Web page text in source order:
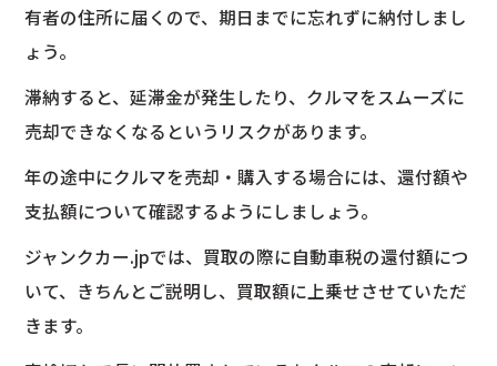
有者の住所に届くので、期日までに忘れずに納付しまし
ょう。
滞納すると、延滞金が発生したり、クルマをスムーズに
売却できなくなるというリスクがあります。
年の途中にクルマを売却・購入する場合には、還付額や
支払額について確認するようにしましょう。
ジャンクカー.jpでは、買取の際に自動車税の還付額につ
いて、きちんとご説明し、買取額に上乗せさせていただ
きます。